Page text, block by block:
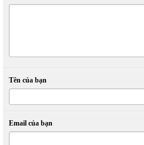
Tên của bạn
Email của bạn